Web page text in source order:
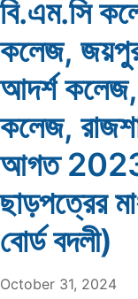
বি.এম.সি
কলেজ,
আদর্শ কলেজ,
কলেজ,
আগত 2023-
ছাড়পত্রের
বোর্ড বদলী)
October 31, 2024